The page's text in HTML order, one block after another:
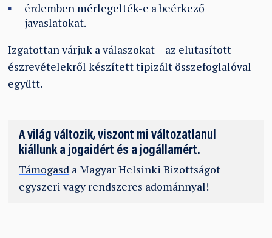
érdemben mérlegelték-e a beérkező
javaslatokat.
Izgatottan várjuk a válaszokat – az elutasított
észrevételekről készített tipizált összefoglalóval
együtt.
A világ változik, viszont mi változatlanul
kiállunk a jogaidért és a jogállamért.
Támogasd a Magyar Helsinki Bizottságot
egyszeri vagy rendszeres adománnyal!